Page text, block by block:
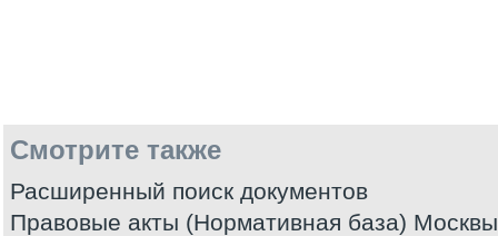
Смотрите также
Расширенный поиск документов
Правовые акты (Нормативная база) Москвы